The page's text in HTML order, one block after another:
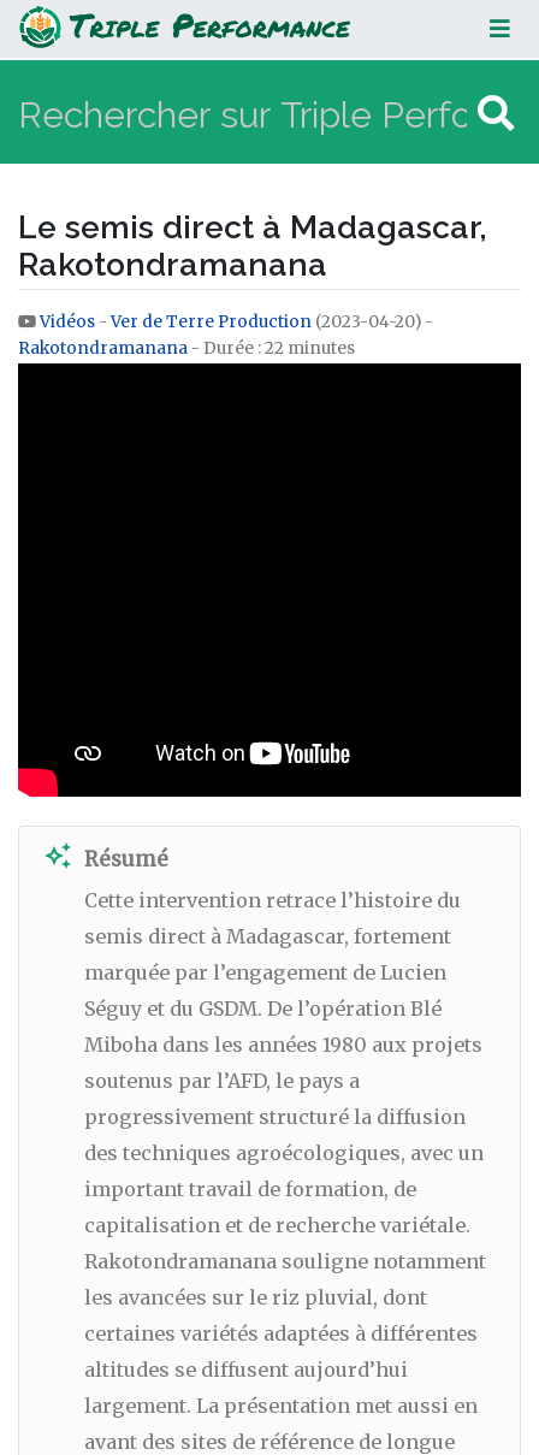
Le semis direct à Madagascar,
Rakotondramanana
Le semis direct à Madagascar,
Rakotondramanana
Aller à :navigation,rechercher
Vidéos -Ver de Terre Production (2023-04-20) -
Rakotondramanana - Durée : 22 minutes
auto_awesome Résumé
Cette intervention retrace l’histoire du
semis direct à Madagascar, fortement
marquée par l’engagement de Lucien
Séguy et du GSDM. De l’opération Blé
Miboha dans les années 1980 aux projets
soutenus par l’AFD, le pays a
progressivement structuré la diffusion
des techniques agroécologiques, avec un
important travail de formation, de
capitalisation et de recherche variétale.
Rakotondramanana souligne notamment
les avancées sur le riz pluvial, dont
certaines variétés adaptées à différentes
altitudes se diffusent aujourd’hui
largement. La présentation met aussi en
avant des sites de référence de longue